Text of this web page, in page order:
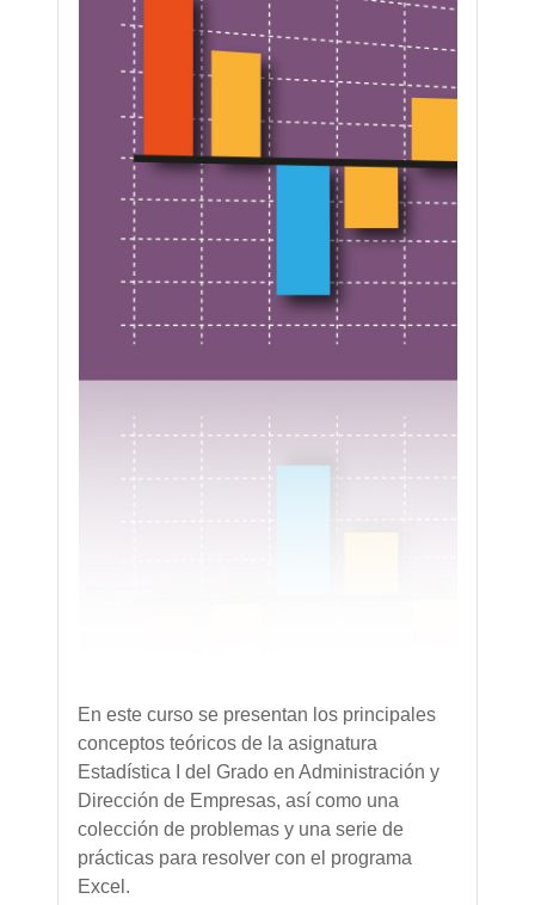
En este curso se presentan los principales
conceptos teóricos de la asignatura
Estadística I del Grado en Administración y
Dirección de Empresas, así como una
colección de problemas y una serie de
prácticas para resolver con el programa
Excel.